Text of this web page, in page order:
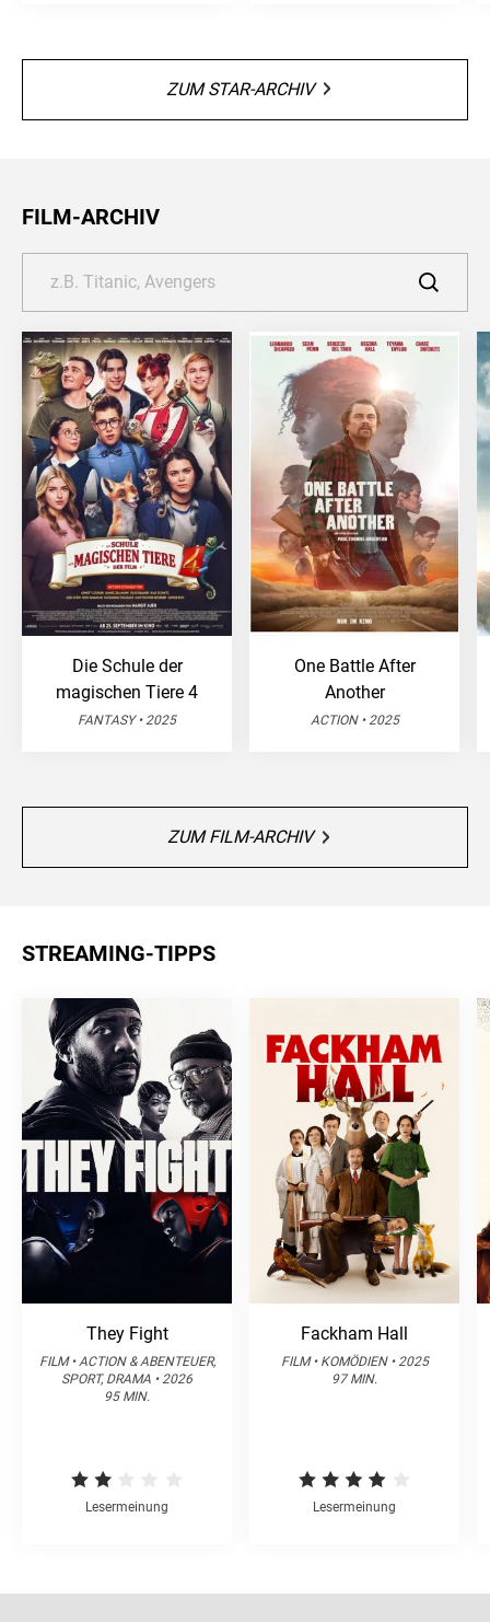
ZUM STAR-ARCHIV
FILM-ARCHIV
Die Schule der
magischen Tiere 4
FANTASY • 2025
One Battle After
Another
ACTION • 2025
ZUM FILM-ARCHIV
STREAMING-TIPPS
They Fight
FILM • ACTION & ABENTEUER,
SPORT, DRAMA • 2026
95 MIN.
Lesermeinung
Fackham Hall
FILM • KOMÖDIEN • 2025
97 MIN.
Lesermeinung